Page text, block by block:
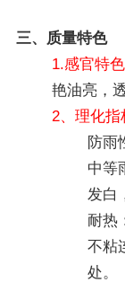
三、质量特色
1.感官特色
艳油亮，
2、理化指
防雨
中等
发白
耐热
不粘
处。